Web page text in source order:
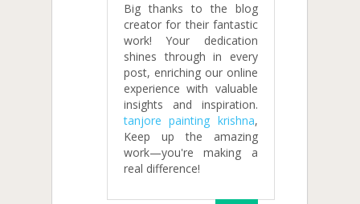
Big thanks to the blog
creator for their fantastic
work! Your dedication
shines through in every
post, enriching our online
experience with valuable
insights and inspiration.
tanjore painting krishna,
Keep up the amazing
work—you're making a
real difference!